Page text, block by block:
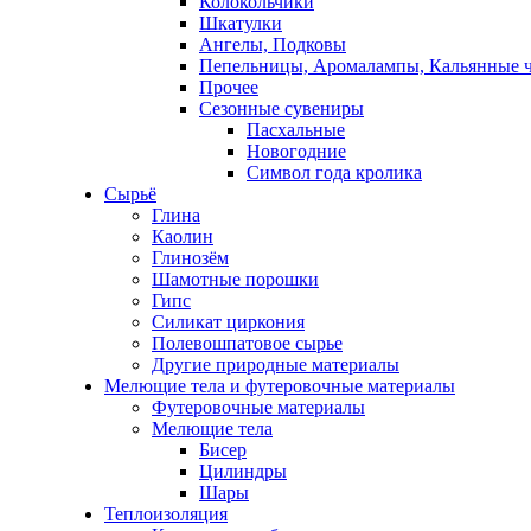
Шкатулки
Ангелы, Подковы
Пепельницы, Аромалампы, Кальянные
Прочее
Сезонные сувениры
Пасхальные
Новогодние
Символ года кролика
Сырьё
Глина
Каолин
Глинозём
Шамотные порошки
Гипс
Силикат циркония
Полевошпатовое сырье
Другие природные материалы
Мелющие тела и футеровочные материалы
Футеровочные материалы
Мелющие тела
Бисер
Цилиндры
Шары
Теплоизоляция